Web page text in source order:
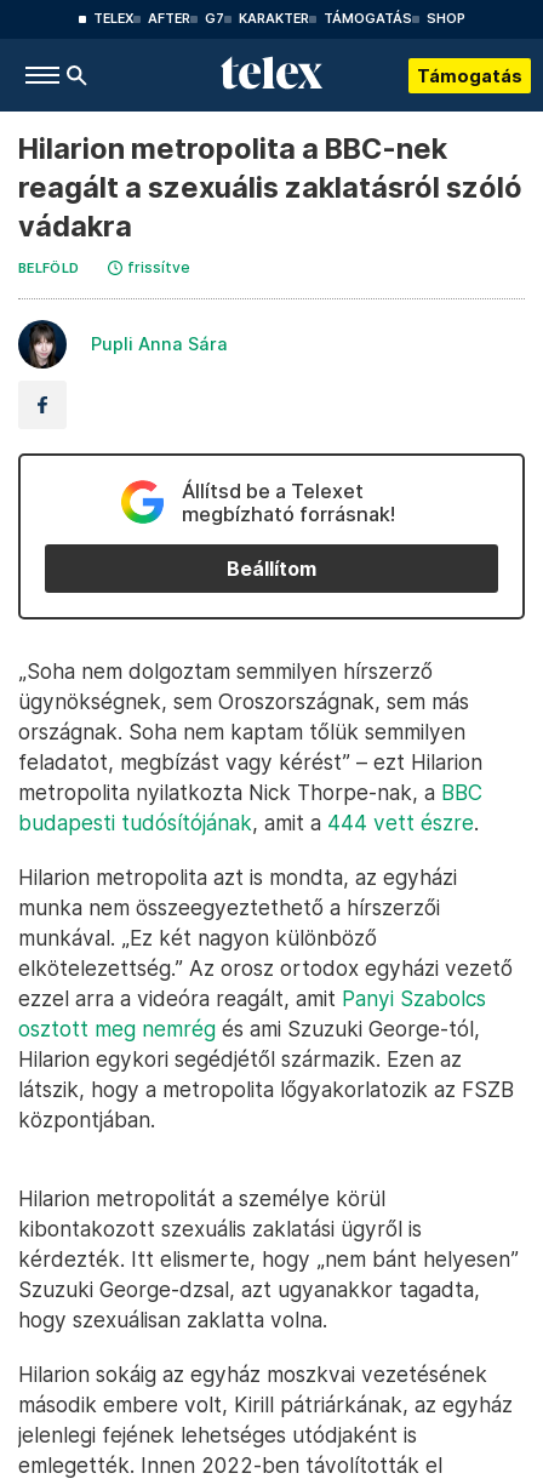
TELEX AFTER G7 KARAKTER TÁMOGATÁS SHOP
Támogatás
Hilarion metropolita a BBC-nek
reagált a szexuális zaklatásról szóló
vádakra
BELFÖLD frissítve
Pupli Anna Sára
Állítsd be a Telexet
megbízható forrásnak!
Beállítom
„Soha nem dolgoztam semmilyen hírszerző
ügynökségnek, sem Oroszországnak, sem más
országnak. Soha nem kaptam tőlük semmilyen
feladatot, megbízást vagy kérést” – ezt Hilarion
metropolita nyilatkozta Nick Thorpe-nak, a BBC
budapesti tudósítójának, amit a 444 vett észre.
Hilarion metropolita azt is mondta, az egyházi
munka nem összeegyeztethető a hírszerzői
munkával. „Ez két nagyon különböző
elkötelezettség.” Az orosz ortodox egyházi vezető
ezzel arra a videóra reagált, amit Panyi Szabolcs
osztott meg nemrég és ami Szuzuki George-tól,
Hilarion egykori segédjétől származik. Ezen az
látszik, hogy a metropolita lőgyakorlatozik az FSZB
központjában.
Hilarion metropolitát a személye körül
kibontakozott szexuális zaklatási ügyről is
kérdezték. Itt elismerte, hogy „nem bánt helyesen”
Szuzuki George-dzsal, azt ugyanakkor tagadta,
hogy szexuálisan zaklatta volna.
Hilarion sokáig az egyház moszkvai vezetésének
második embere volt, Kirill pátriárkának, az egyház
jelenlegi fejének lehetséges utódjaként is
emlegették. Innen 2022-ben távolították el